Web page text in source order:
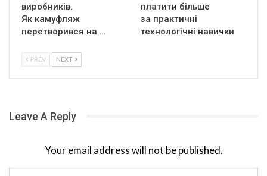
виробників.
Як камуфляж
перетворився на …
платити більше
за практичні
технологічні навички
PREV NEXT
Leave A Reply
Your email address will not be published.